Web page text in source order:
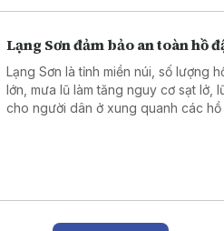
Lạng Sơn đảm bảo an toàn hồ
Lạng Sơn là tỉnh miền núi, số lượng
lớn, mưa lũ làm tăng nguy cơ sạt lở,
cho người dân ở xung quanh các